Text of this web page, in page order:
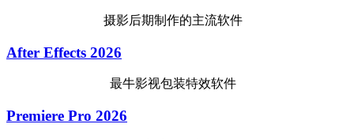
摄影后期制作的主流软件
After Effects 2026
最牛影视包装特效软件
Premiere Pro 2026